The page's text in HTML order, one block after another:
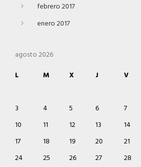
febrero 2017
enero 2017
agosto 2026
L
M X J V
3
4 5 6 7
10
11 12 13 14
17
18 19 20 21
24
25 26 27 28